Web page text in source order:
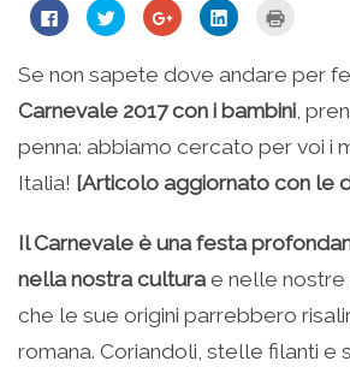
Fai
clic
su
Facebook
apre
una
nuova
finestra)
Fai
clic
condividere
su
(Si
in
una
nuova
finestra)
Fai
clic
condividere
su
Google+
(Si
in
una
nuova
finestra)
Fai
clic
condividere
su
LinkedIn
(Si
in
una
nuova
finestra)
stampare
(Si
apre
in
una
nuova
finestra)
Se non sapete dove andare per
Carnevale 2017 con i bambini ,
penna: abbiamo cercato per voi i
Italia! [Articolo aggiornato con le
Il Carnevale è una festa
nella nostra culturae nelle nostre
che le sue origini parrebbero
romana. Coriandoli, stelle filanti e